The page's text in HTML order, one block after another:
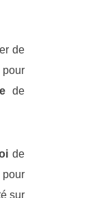
de
de
de
pour
sur